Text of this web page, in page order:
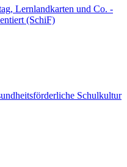
Lernlandkarten und Co. -
(SchiF)
Schulkultur